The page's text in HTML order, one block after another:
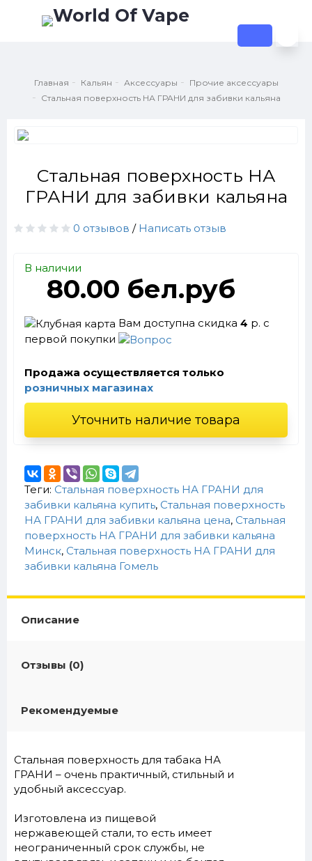
Главная Кальян Аксессуары
Прочие аксессуары
Стальная поверхность НА ГРАНИ для забивки кальяна
Стальная поверхность НА
ГРАНИ для забивки кальяна
0 отзывов / Написать отзыв
В наличии
80.00 бел.руб
Вам доступна скидка 4 р. с
первой покупки
Продажа осуществляется только
розничных магазинах
Уточнить наличие товара
Теги: Стальная поверхность НА ГРАНИ для
забивки кальяна купить, Стальная поверхность
НА ГРАНИ для забивки кальяна цена, Стальная
поверхность НА ГРАНИ для забивки кальяна
Минск, Стальная поверхность НА ГРАНИ для
забивки кальяна Гомель
Описание
Отзывы (0)
Рекомендуемые
Стальная поверхность для табака НА
ГРАНИ – очень практичный, стильный и
удобный аксессуар.
Изготовлена из пищевой
нержавеющей стали, то есть имеет
неограниченный срок службы, не